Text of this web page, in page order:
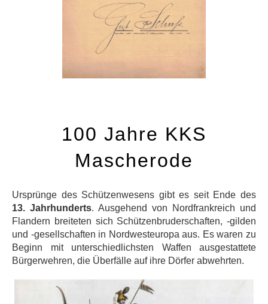
100 Jahre KKS
Mascherode
Ursprünge des Schützenwesens gibt es seit Ende des
13. Jahrhunderts. Ausgehend von Nordfrankreich und
Flandern breiteten sich Schützenbruderschaften, -gilden
und -gesellschaften in Nordwesteuropa aus. Es waren zu
Beginn mit unterschiedlichsten Waffen ausgestattete
Bürgerwehren, die Überfälle auf ihre Dörfer abwehrten.